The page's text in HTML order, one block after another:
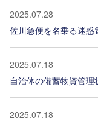
2025.07.28
佐川急便を名乗る迷
2025.07.18
自治体の備蓄物資管
2025.07.18